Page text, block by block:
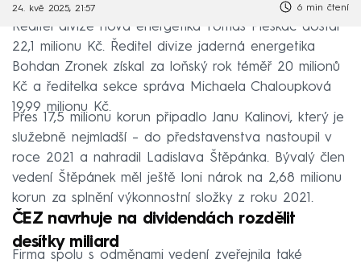
24. kvě 2025, 21:57 6 min čtení
Ředitel divize nová energetika Tomáš Pleskač dostal
22,1 milionu Kč. Ředitel divize jaderná energetika
Bohdan Zronek získal za loňský rok téměř 20 milionů
Kč a ředitelka sekce správa Michaela Chaloupková
19,99 milionu Kč.
Přes 17,5 milionu korun připadlo Janu Kalinovi, který je
služebně nejmladší – do představenstva nastoupil v
roce 2021 a nahradil Ladislava Štěpánka. Bývalý člen
vedení Štěpánek měl ještě loni nárok na 2,68 milionu
korun za splnění výkonnostní složky z roku 2021.
ČEZ navrhuje na dividendách rozdělit
desítky miliard
Firma spolu s odměnami vedení zveřejnila také